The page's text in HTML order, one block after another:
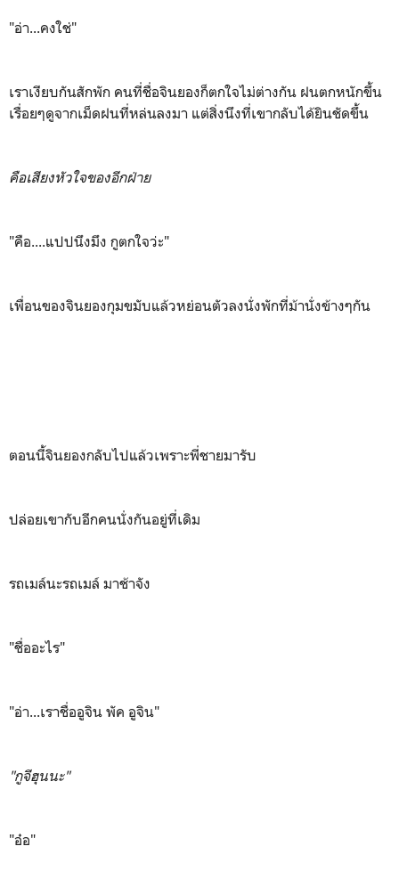
"อ่า...คงใช่"
เราเงียบกันสักพัก คนที่ชื่อจินยองก็ตกใจไม่ต่างกัน ฝนตกหนักขึ้น
เรื่อยๆดูจากเม็ดฝนที่หล่นลงมา แต่สิ่งนึงที่เขากลับได้ยินชัดขึ้น
คือเสียงหัวใจของอีกฝ่าย
"คือ....แปปนึงมึง กูตกใจว่ะ"
เพื่อนของจินยองกุมขมับแล้วหย่อนตัวลงนั่งพักที่ม้านั่งข้างๆกัน
ตอนนี้จินยองกลับไปแล้วเพราะพี่ชายมารับ
ปล่อยเขากับอีกคนนั่งกันอยู่ที่เดิม
รถเมล์นะรถเมล์ มาช้าจัง
"ชื่ออะไร"
"อ่า...เราชื่ออูจิน พัค อูจิน"
"กูจีฮุนนะ"
"อ๋อ"